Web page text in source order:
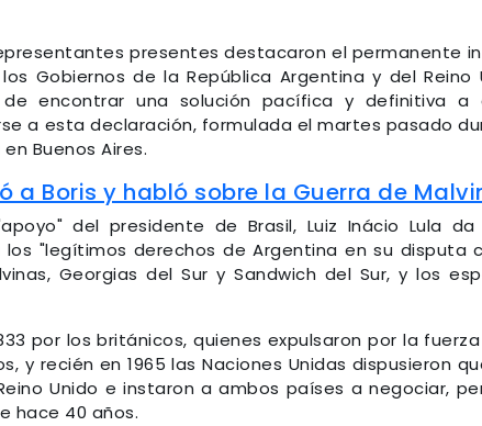
presentes destacaron el permanente
Gobiernos de la República Argentina y del Reino
encontrar una solución pacífica y definitiva a
a esta declaración, formulada el martes pasado
Buenos Aires.
a Boris y habló sobre la Guerra de
del presidente de Brasil, Luiz Inácio Lula da
"legítimos derechos de Argentina en su disputa
Georgias del Sur y Sandwich del Sur, y los
por los británicos, quienes expulsaron por la
y recién en 1965 las Naciones Unidas dispusieron
Unido e instaron a ambos países a negociar,
hace 40 años.